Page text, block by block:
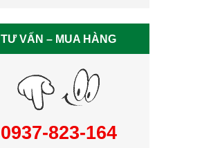
TƯ VẤN – MUA HÀNG
0937-823-164